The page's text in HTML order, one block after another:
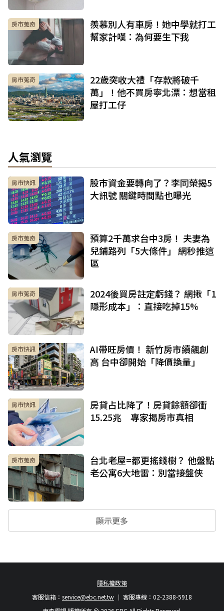
房市蒐奇
羨慕別人有車房！她中學就打工
幫家計嘆：為何要生下我
房市蒐奇
22歲突收大禮「存款將破千
萬」！他不買房寧北漂：想當租
屋打工仔
人氣瀏覽
房市快訊
股市資金要轉向了？李同榮揭5
大訊號 關鍵時間點也曝光
房市蒐奇
預算2千萬求台中3房！ 夫妻為
兒鋪路列「5大條件」 網秒推這
區
房市蒐奇
2024後買房註定虧錢？ 網揪「1
隱形成本」：直接吃掉15%
房市快訊
AI帶旺房價！ 新竹房市續飆創
高 台中卻開始「降價換量」
房市快訊
房貸占比降了！房貸餘額卻衝
15.25兆 專家揭房市真相
房市蒐奇
台北老屋=都更搖錢樹？ 他盤點
老公寓6大地雷：別當接盤俠
顯示更多
隱私權政策
客服專線：02-2388-5918
客服信箱： service@ebc.net.tw